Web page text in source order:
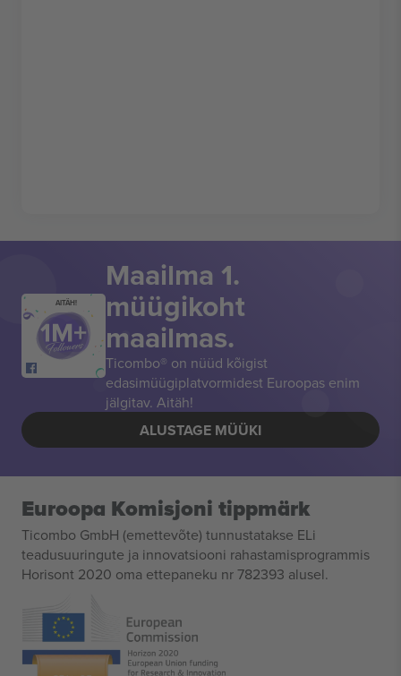
AITÄH!
Maailma 1.
müügikoht
maailmas.
Ticombo® on nüüd kõigist
edasimüügiplatvormidest Euroopas enim
jälgitav. Aitäh!
ALUSTAGE MÜÜKI
Euroopa Komisjoni tippmärk
Ticombo GmbH (emettevõte) tunnustatakse ELi
teadusuuringute ja innovatsiooni rahastamisprogrammis
Horisont 2020 oma ettepaneku nr 782393 alusel.